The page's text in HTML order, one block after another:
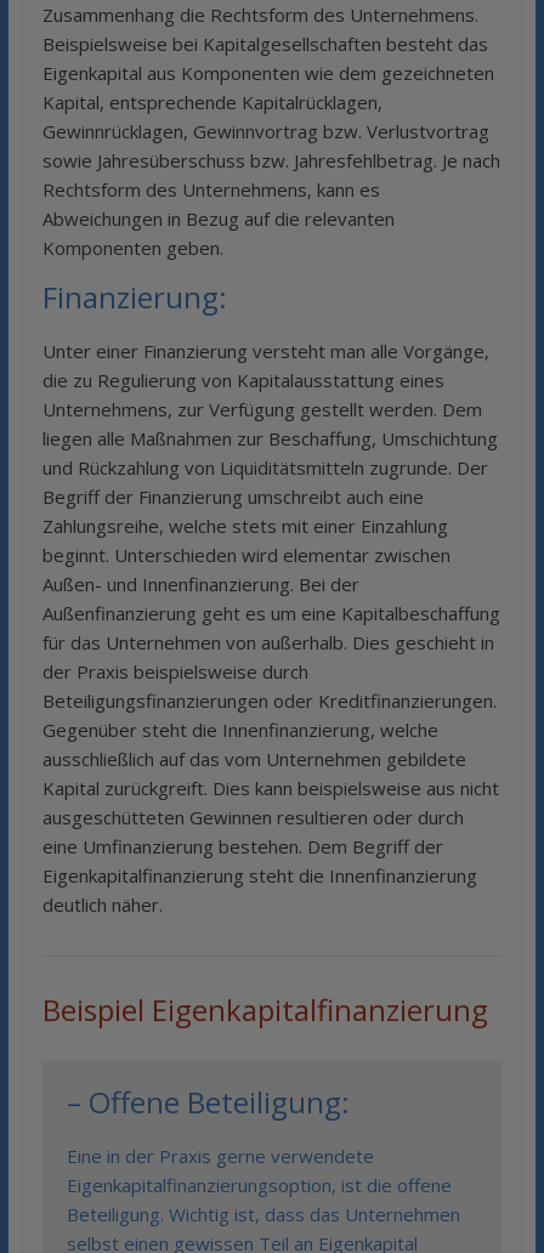
Zusammenhang die Rechtsform des Unternehmens.
Beispielsweise bei Kapitalgesellschaften besteht das
Eigenkapital aus Komponenten wie dem gezeichneten
Kapital, entsprechende Kapitalrücklagen,
Gewinnrücklagen, Gewinnvortrag bzw. Verlustvortrag
sowie Jahresüberschuss bzw. Jahresfehlbetrag. Je nach
Rechtsform des Unternehmens, kann es
Abweichungen in Bezug auf die relevanten
Komponenten geben.
Finanzierung:
Unter einer Finanzierung versteht man alle Vorgänge,
die zu Regulierung von Kapitalausstattung eines
Unternehmens, zur Verfügung gestellt werden. Dem
liegen alle Maßnahmen zur Beschaffung, Umschichtung
und Rückzahlung von Liquiditätsmitteln zugrunde. Der
Begriff der Finanzierung umschreibt auch eine
Zahlungsreihe, welche stets mit einer Einzahlung
beginnt. Unterschieden wird elementar zwischen
Außen- und Innenfinanzierung. Bei der
Außenfinanzierung geht es um eine Kapitalbeschaffung
für das Unternehmen von außerhalb. Dies geschieht in
der Praxis beispielsweise durch
Beteiligungsfinanzierungen oder Kreditfinanzierungen.
Gegenüber steht die Innenfinanzierung, welche
ausschließlich auf das vom Unternehmen gebildete
Kapital zurückgreift. Dies kann beispielsweise aus nicht
ausgeschütteten Gewinnen resultieren oder durch
eine Umfinanzierung bestehen. Dem Begriff der
Eigenkapitalfinanzierung steht die Innenfinanzierung
deutlich näher.
Beispiel Eigenkapitalfinanzierung
– Offene Beteiligung:
Eine in der Praxis gerne verwendete
Eigenkapitalfinanzierungsoption, ist die offene
Beteiligung. Wichtig ist, dass das Unternehmen
selbst einen gewissen Teil an Eigenkapital